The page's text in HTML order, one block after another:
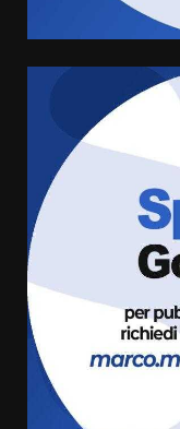
7
“I